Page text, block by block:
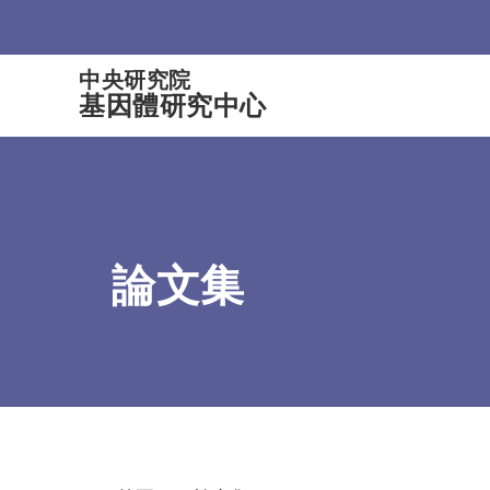
中央研究院
基因體研究中心
論文集